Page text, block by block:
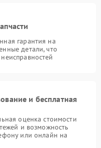
гарантия на
детали, что
и бесплатная
оценка стоимости
и возможность
или онлайн на